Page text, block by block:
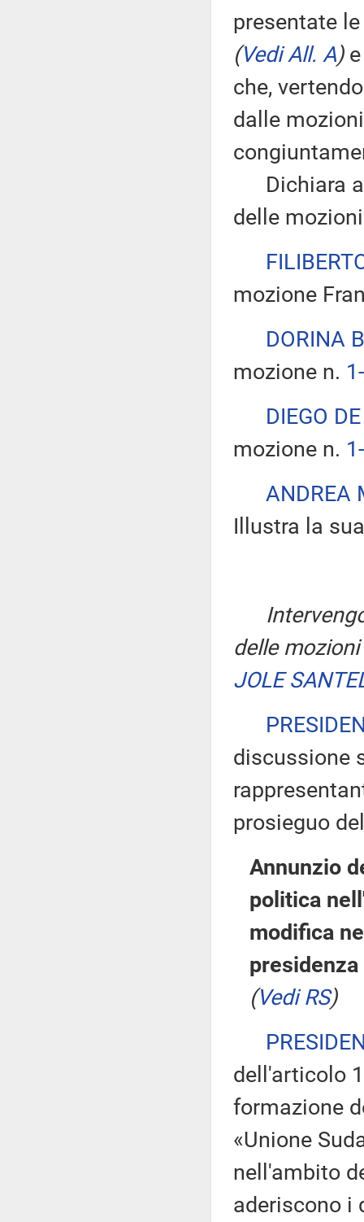
presentate
(Vedi All. A)e
che,
dalle
Dichiara
delle
mozione
DORINA
mozione n.
DIEGO
mozione n.
ANDREA
Illustra la
delle
JOLE
discussione
prosieguo
Annunzio
politica
modifica
(Vedi RS)
dell'articolo
formazione
«Unione
nell'ambito
aderiscono i